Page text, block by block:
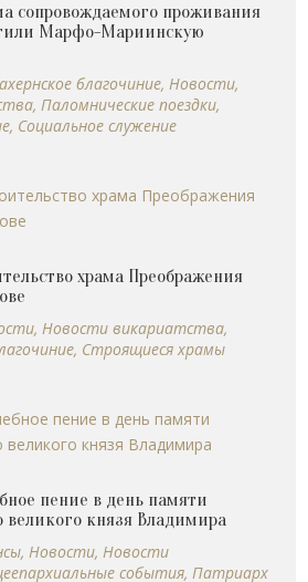
сопровождаемого проживания
Марфо-Мариинскую
благочиние,Новости,
,Паломнические поездки,
, Социальное служение
храма Преображения
,Новости викариатства,
, Строящиеся храмы
пение в день памяти
великого князя Владимира
,Новости,Новости
события,Патриарх